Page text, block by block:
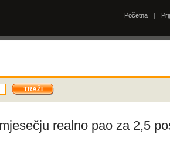
Početna |
realno pao za 2,5